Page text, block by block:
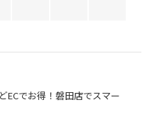
ECでお得！磐田店でスマー